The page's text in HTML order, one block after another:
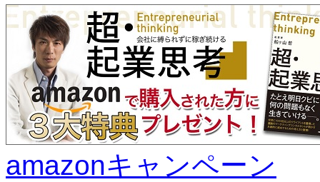
amazonキャンペーン